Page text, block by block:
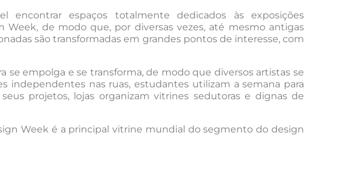
encontrar espaços totalmente dedicados às exposições
Week, de modo que, por diversas vezes, até mesmo antigas
são transformadas em grandes pontos de interesse, com
se empolga e se transforma, de modo que diversos artistas se
independentes nas ruas, estudantes utilizam a semana para
projetos, lojas organizam vitrines sedutoras e dignas de
Week é a principal vitrine mundial do segmento do design